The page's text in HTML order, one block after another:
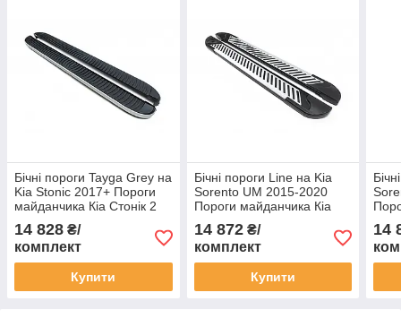
Бічні пороги Tayga Grey на
Kia Stonic 2017+ Пороги
майданчика Кіа Стонік 2
шт.
14 828 ₴/
комплект
Купити
Бічні пороги Line на Kia
Sorento UM 2015-2020
Пороги майданчика Кіа
Соренто 2 шт.
14 872₴/
комплект
Купити
14